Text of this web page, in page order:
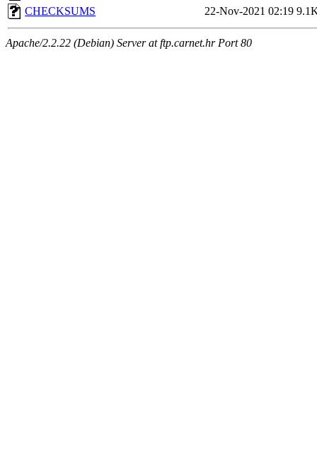
CHECKSUMS
22-Nov-2021 02:19
Apache/2.2.22 (Debian) Server at ftp.carnet.hr Port 80